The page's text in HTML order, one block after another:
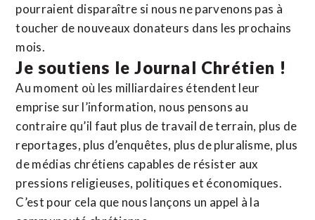
pourraient disparaître si nous ne parvenons pas à
toucher de nouveaux donateurs dans les prochains
mois.
Je soutiens le Journal Chrétien !
Au moment où les milliardaires étendent leur
emprise sur l’information, nous pensons au
contraire qu’il faut plus de travail de terrain, plus de
reportages, plus d’enquêtes, plus de pluralisme, plus
de médias chrétiens capables de résister aux
pressions religieuses, politiques et économiques.
C’est pour cela que nous lançons un appel à la